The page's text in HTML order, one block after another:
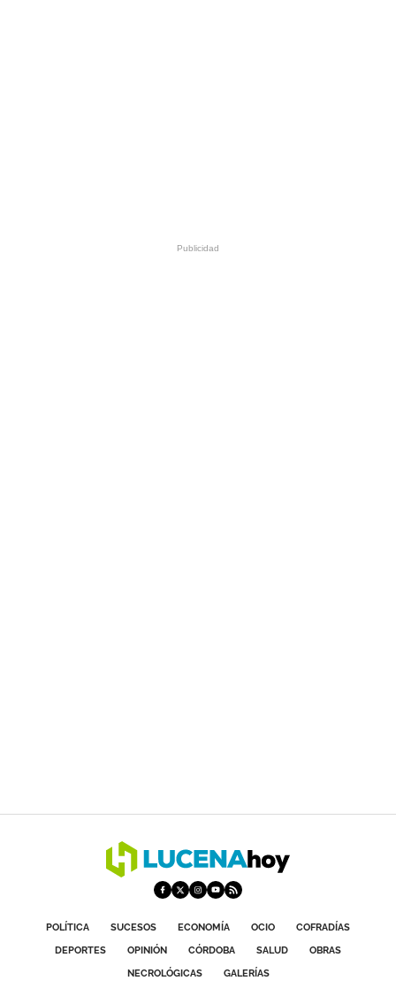
POLÍTICA SUCESOS ECONOMÍA OCIO
COFRADÍAS
DEPORTES
OPINIÓN CÓRDOBA SALUD
OBRAS
NECROLÓGICAS
GALERÍAS